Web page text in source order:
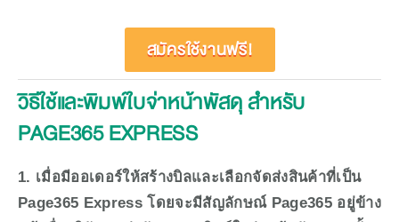
สมัครใช้งานฟรี!
วิธีใช้และพิมพ์ใบจ่าหน้าพัสดุ สำหรับ
PAGE365 EXPRESS
1. เมื่อมีออเดอร์ให้สร้างบิลและเลือกจัดส่งสินค้าที่เป็น
Page365 Express โดยจะมีสัญลักษณ์ Page365 อยู่ข้าง